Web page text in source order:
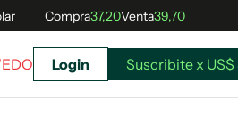
Compra37,20Venta39,70
Login Suscribite x US$